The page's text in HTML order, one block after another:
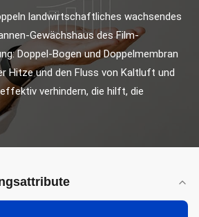
landwirtschaftliches wachsendes
Gewächshaus des Film-
Doppel-Bogen und Doppelmembran
Hitze und den Fluss von Kaltluft und
verhindern, die hilft, die